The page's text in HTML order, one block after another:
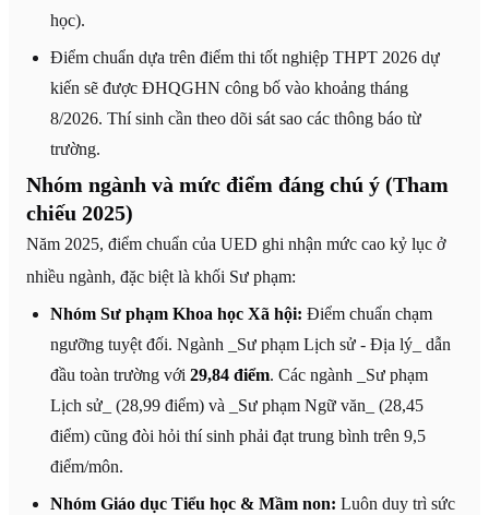
học).
Điểm chuẩn dựa trên điểm thi tốt nghiệp THPT 2026 dự
kiến sẽ được ĐHQGHN công bố vào khoảng tháng
8/2026. Thí sinh cần theo dõi sát sao các thông báo từ
trường.
Nhóm ngành và mức điểm đáng chú ý (Tham
chiếu 2025)
Năm 2025, điểm chuẩn của UED ghi nhận mức cao kỷ lục ở
nhiều ngành, đặc biệt là khối Sư phạm:
Nhóm Sư phạm Khoa học Xã hội: Điểm chuẩn chạm
ngưỡng tuyệt đối. Ngành _Sư phạm Lịch sử - Địa lý_ dẫn
đầu toàn trường với 29,84 điểm. Các ngành _Sư phạm
Lịch sử_ (28,99 điểm) và _Sư phạm Ngữ văn_ (28,45
điểm) cũng đòi hỏi thí sinh phải đạt trung bình trên 9,5
điểm/môn.
Nhóm Giáo dục Tiểu học & Mầm non: Luôn duy trì sức